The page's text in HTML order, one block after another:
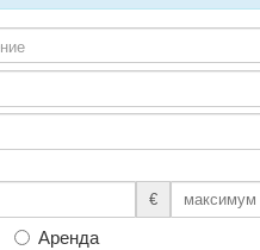
€
Аренда